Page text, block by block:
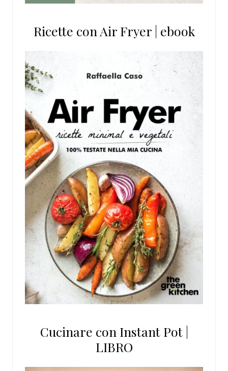
Ricette con Air Fryer | ebook
Cucinare con Instant Pot |
LIBRO